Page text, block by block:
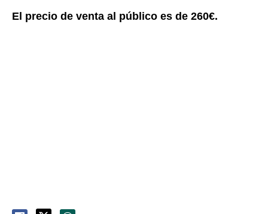
El precio de venta al público es de 260€.